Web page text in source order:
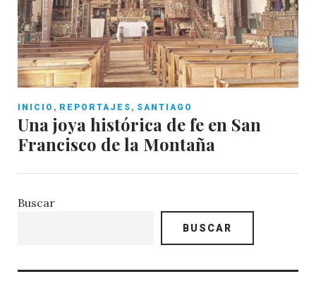
INICIO , REPORTAJES , SANTIAGO
Una joya histórica de fe en San
Francisco de la Montaña
Buscar
BUSCAR